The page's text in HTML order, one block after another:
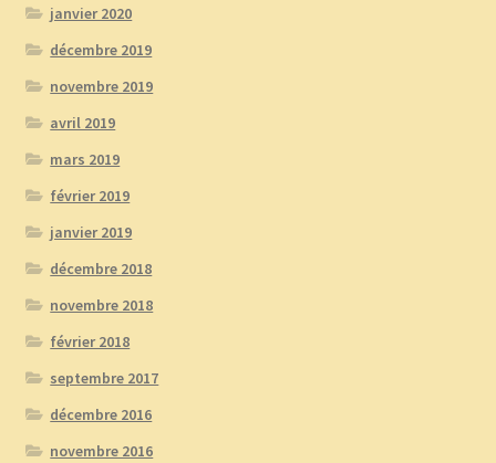
janvier 2020
décembre 2019
novembre 2019
avril 2019
mars 2019
février 2019
janvier 2019
décembre 2018
novembre 2018
février 2018
septembre 2017
décembre 2016
novembre 2016